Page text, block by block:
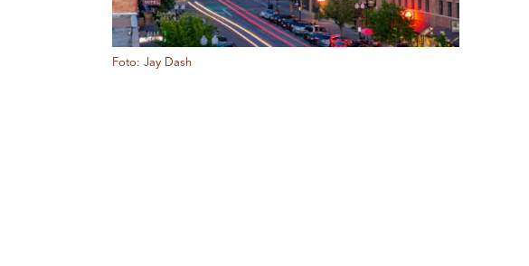
Foto: Jay Dash